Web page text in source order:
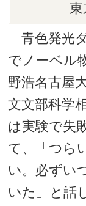
青色発光
でノーベル
野浩名古屋
文文部科学
は実験で失
て、「つら
い。必ずい
いた」と話